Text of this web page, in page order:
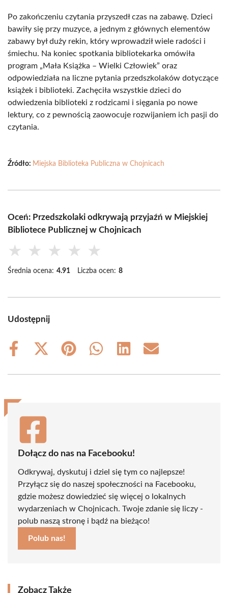
Po zakończeniu czytania przyszedł czas na zabawę. Dzieci
bawiły się przy muzyce, a jednym z głównych elementów
zabawy był duży rekin, który wprowadził wiele radości i
śmiechu. Na koniec spotkania bibliotekarka omówiła
program „Mała Książka – Wielki Człowiek” oraz
odpowiedziała na liczne pytania przedszkolaków dotyczące
książek i biblioteki. Zachęciła wszystkie dzieci do
odwiedzenia biblioteki z rodzicami i sięgania po nowe
lektury, co z pewnością zaowocuje rozwijaniem ich pasji do
czytania.
Źródło: Miejska Biblioteka Publiczna w Chojnicach
Oceń: Przedszkolaki odkrywają przyjaźń w Miejskiej
Bibliotece Publicznej w Chojnicach
★ ★ ★ ★ ★
Średnia ocena: 4.91 Liczba ocen: 8
Udostępnij
Share
Share
(Twitter)
Share
Share
Share
Share
Dołącz do nas na Facebooku!
Odkrywaj, dyskutuj i dziel się tym co najlepsze!
Przyłącz się do naszej społeczności na Facebooku,
gdzie możesz dowiedzieć się więcej o lokalnych
wydarzeniach w Chojnicach. Twoje zdanie się liczy -
polub naszą stronę i bądź na bieżąco!
Polub nas!
Zobacz Także